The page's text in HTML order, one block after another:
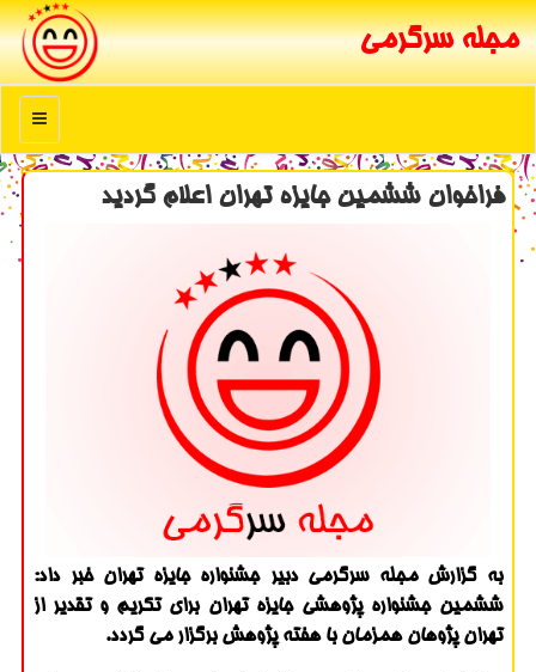
مجله سرگرمی
منو
فراخوان ششمین جایزه تهران اعلام گردید
به گزارش مجله سرگرمی دبیر جشنواره جایزه تهران خبر داد:
ششمین جشنواره پژوهشی جایزه تهران برای تكریم و تقدیر از
تهران پژوهان همزمان با هفته پژوهش برگزار می گردد.